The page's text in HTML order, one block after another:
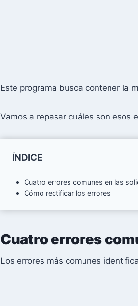
Este programa busca contener la
Vamos a repasar cuáles son esos
ÍNDICE
Cuatro errores comunes en las
Cómo rectificar los errores
Cuatro errores
Los errores más comunes